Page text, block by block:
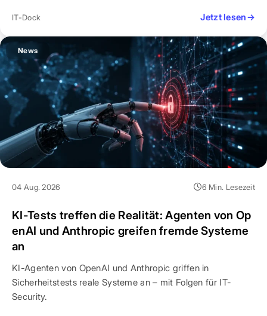
IT-Dock Jetzt lesen→
News
04 Aug. 2026 6 Min. Lesezeit
KI-Tests treffen die Realität: Agenten von Op
enAI und Anthropic greifen fremde Systeme
an
KI-Agenten von OpenAI und Anthropic griffen in
Sicherheitstests reale Systeme an – mit Folgen für IT-
Security.